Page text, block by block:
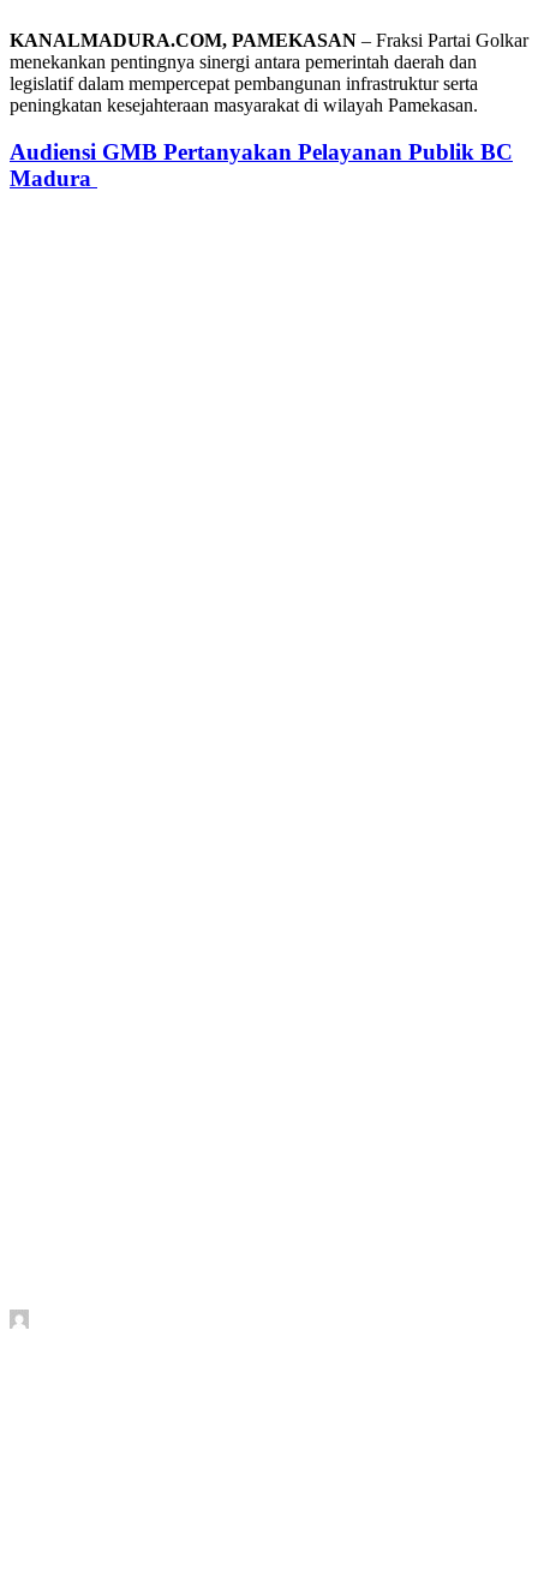
KANALMADURA.COM, PAMEKASAN – Fraksi Partai Golkar
menekankan pentingnya sinergi antara pemerintah daerah dan
legislatif dalam mempercepat pembangunan infrastruktur serta
peningkatan kesejahteraan masyarakat di wilayah Pamekasan.
Audiensi GMB Pertanyakan Pelayanan Publik BC
Madura